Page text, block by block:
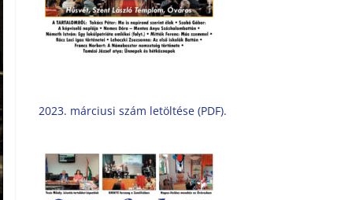
2023. márciusi szám letöltése (PDF).